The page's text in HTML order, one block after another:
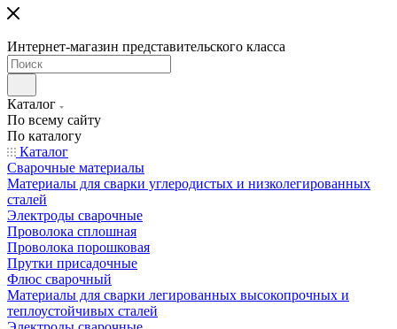
Интернет-магазин представительского класса
Каталог
По всему сайту
По каталогу
Каталог
Сварочные материалы
Материалы для сварки углеродистых и низколегированных
сталей
Электроды сварочные
Проволока сплошная
Проволока порошковая
Прутки присадочные
Флюс сварочный
Материалы для сварки легированных высокопрочных и
теплоустойчивых сталей